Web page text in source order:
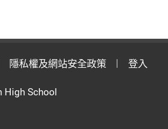
隱私權及網站安全政策 登入
High School